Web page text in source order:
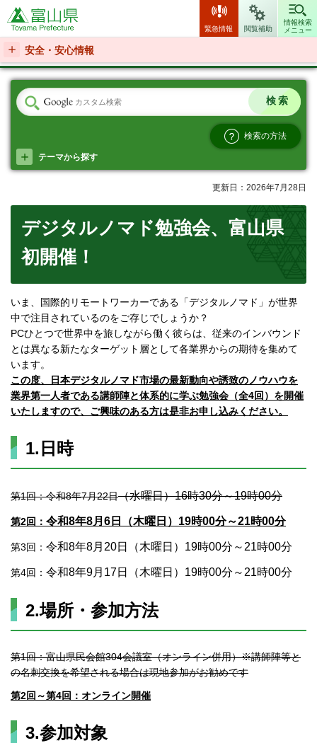
富山県
緊急情報 閲覧補助
情報検索
メニュー
安全・安心情報
検索の方法
テーマから探す
更新日：2026年7月28日
デジタルノマド勉強会、富山県
初開催！
いま、国際的リモートワーカーである「デジタルノマド」が世界
中で注目されているのをご存じでしょうか？
PCひとつで世界中を旅しながら働く彼らは、従来のインバウンド
とは異なる新たなターゲット層として各業界からの期待を集めて
います。
この度、日本デジタルノマド市場の最新動向や誘致のノウハウを
業界第一人者である講師陣と体系的に学ぶ勉強会（全4回）を開催
いたしますので、ご興味のある方は是非お申し込みください。
1.日時
第1回：令和8年7月22日（水曜日）16時30分～19時00分
第2回： 令和8年8月6日（木曜日）19時00分～21時00分
第3回： 令和8年8月20日（木曜日）19時00分～21時00分
第4回： 令和8年9月17日（木曜日）19時00分～21時00分
2.場所・参加方法
第1回：富山県民会館304会議室（オンライン併用）※講師陣等と
の名刺交換を希望される場合は現地参加がお勧めです
第2回～第4回：オンライン開催
3.参加対象